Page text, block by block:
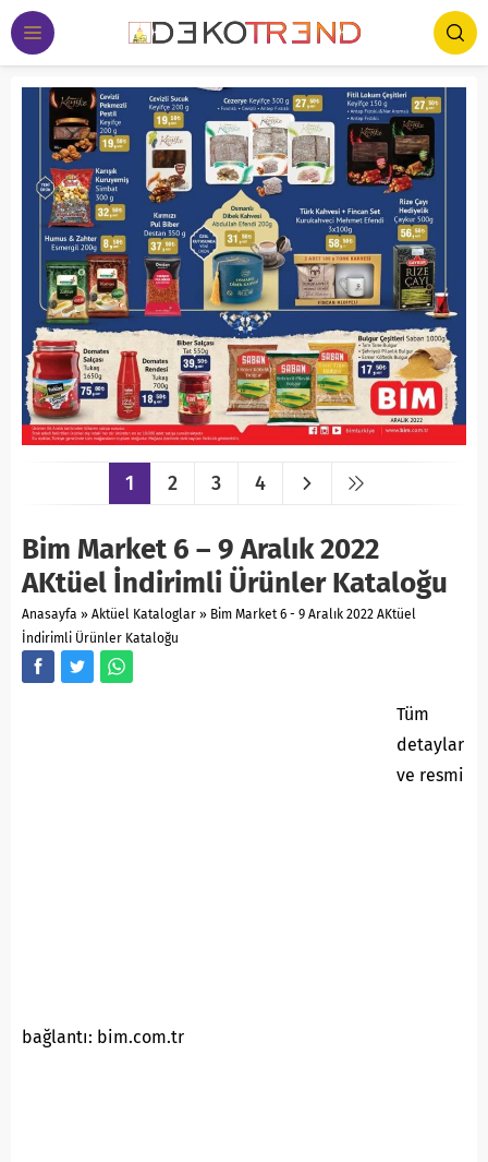
1 2 3 4
Bim Market 6 – 9 Aralık 2022
AKtüel İndirimli Ürünler Kataloğu
Anasayfa » Aktüel Kataloglar » Bim Market 6 - 9 Aralık 2022 AKtüel
İndirimli Ürünler Kataloğu
Tüm
detaylar
ve resmi
bağlantı: bim.com.tr